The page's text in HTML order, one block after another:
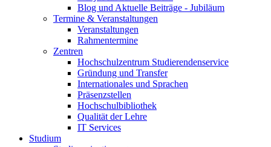
Blog und Aktuelle Beiträge - Jubiläum
Termine & Veranstaltungen
Veranstaltungen
Rahmentermine
Zentren
Hochschulzentrum Studierendenservice
Gründung und Transfer
Internationales und Sprachen
Präsenzstellen
Hochschulbibliothek
Qualität der Lehre
IT Services
Studium